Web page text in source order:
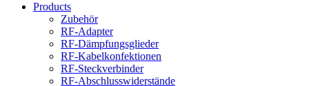
Products
Zubehör
RF-Adapter
RF-Dämpfungsglieder
RF-Kabelkonfektionen
RF-Steckverbinder
RF-Abschlusswiderstände